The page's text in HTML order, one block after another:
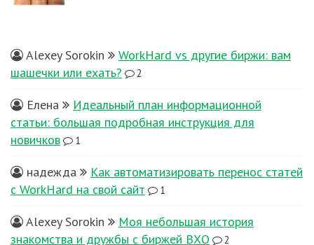
Alexey Sorokin
WorkHard vs другие биржи: вам
шашечки или ехать?
2
Елена
Идеальный план информационной
статьи: большая подробная инструкция для
новичков
1
надежда
Как автоматизировать перенос статей
с WorkHard на свой сайт
1
Alexey Sorokin
Моя небольшая история
знакомства и дружбы с биржей ВХО
2